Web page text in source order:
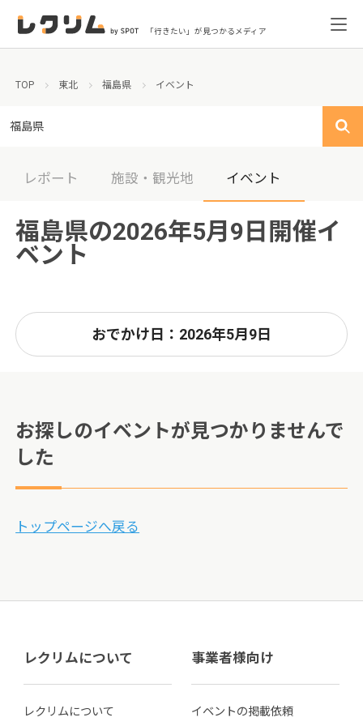
「行きたい」が見つかるメディア
TOP 東北 福島県 イベント
福島県
レポート 施設・観光地 イベント
福島県の2026年5月9日開催イ
ベント
おでかけ日：2026年5月9日
お探しのイベントが見つかりませんで
した
トップページへ戻る
レクリムについて
レクリムについて
事業者様向け
イベントの掲載依頼